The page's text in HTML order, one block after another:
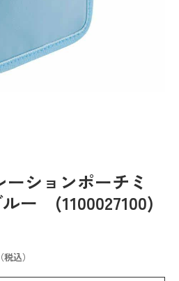
ションポーチミ
ー (1100027100)
（税込）